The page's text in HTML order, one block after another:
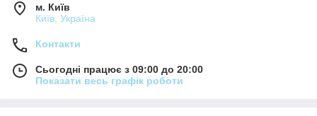
м. Київ
Київ, Україна
Контакти
Сьогодні працює з 09:00 до 20:00
Показати весь графік роботи